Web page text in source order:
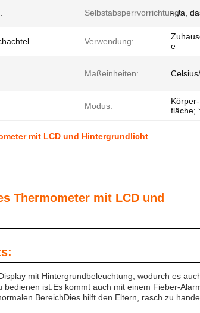
Selbstabsperrvorrichtung:
- Ja,
Verwendung:
e
Maßeinheiten:
Modus:
fläche;
mit LCD und Hintergrundlicht
Thermometer mit LCD und
mit Hintergrundbeleuchtung, wodurch es
bedienen ist.Es kommt auch mit einem Fieber-
BereichDies hilft den Eltern, rasch zu